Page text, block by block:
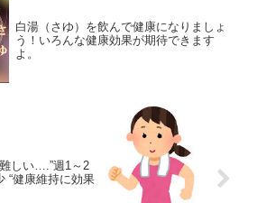
白湯（さゆ）を飲んで健康になりましょ
う！いろんな健康効果が期待できます
よ。
しい….”週1～2
“健康維持に効果